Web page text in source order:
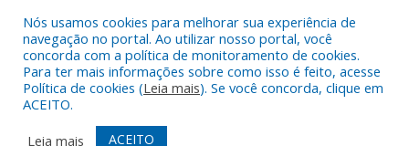
Todos os direitos reservados a Prefeitura Municipal de Santa
Bárbara do Pará.
Mapa do Site Acessar Área Administrativa
Nós usamos cookies para melhorar sua experiência de
navegação no portal. Ao utilizar nosso portal, você
concorda com a política de monitoramento de cookies.
Para ter mais informações sobre como isso é feito, acesse
Política de cookies (Leia mais). Se você concorda, clique em
ACEITO.
Leia mais
ACEITO